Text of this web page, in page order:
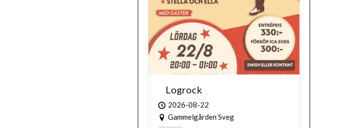
Logrock
2026-08-22
Gammelgården Sveg